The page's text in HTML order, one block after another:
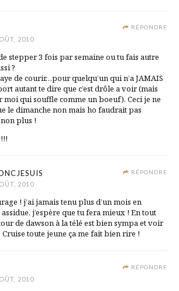
RÉPONDRE
2010
stepper 3 fois par semaine ou tu fais autre
?
de courir…pour quelqu’un qui n’a JAMAIS
autant te dire que c’est drôle a voir (mais
moi qui souffle comme un boeuf). Ceci je ne
le dimanche non mais ho faudrait pas
plus !
RÉPONDRE
2010
! j’ai jamais tenu plus d’un mois en
j’espère que tu fera mieux ! En tout
de dawson à la télé est bien sympa et voir
Cruise toute jeune ça me fait bien rire !
RÉPONDRE
2010